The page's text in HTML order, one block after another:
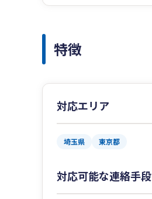
特徴
対応エリア
埼玉県 東京都
対応可能な連絡手段